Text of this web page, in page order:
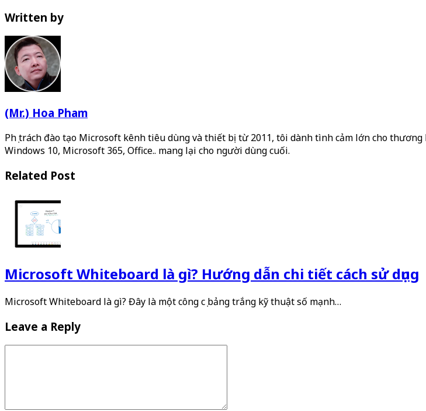
Written by
(Mr.) Hoa Pham
Phụ trách đào tạo Microsoft kênh tiêu dùng và thiết bị từ 2011, tôi dành tình cảm lớn cho
Windows 10, Microsoft 365, Office.. mang lại cho người dùng cuối.
Related Post
Microsoft Whiteboard là gì? Hướng dẫn chi tiết cách sử dụng
Microsoft Whiteboard là gì? Đây là một công cụ bảng trắng kỹ thuật số mạnh…
Leave a Reply